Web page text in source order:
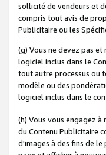
sollicité de vendeurs et
compris tout avis de
Publicitaire ou les
(g) Vous ne devez pas
logiciel inclus dans le
tout autre processus ou
modèle ou des
logiciel inclus dans le
(h) Vous vous engagez
du Contenu Publicitaire
d'images à des fins de le